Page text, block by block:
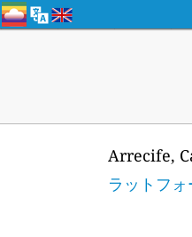
Arrecife,
ラットフ